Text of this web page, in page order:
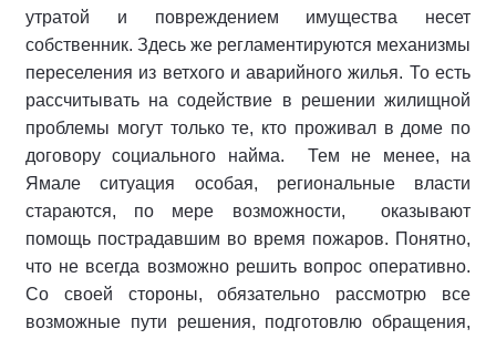
утратой и повреждением имущества несет
собственник. Здесь же регламентируются механизмы
переселения из ветхого и аварийного жилья. То есть
рассчитывать на содействие в решении жилищной
проблемы могут только те, кто проживал в доме по
договору социального найма. Тем не менее, на
Ямале ситуация особая, региональные власти
стараются, по мере возможности, оказывают
помощь пострадавшим во время пожаров. Понятно,
что не всегда возможно решить вопрос оперативно.
Со своей стороны, обязательно рассмотрю все
возможные пути решения, подготовлю обращения,